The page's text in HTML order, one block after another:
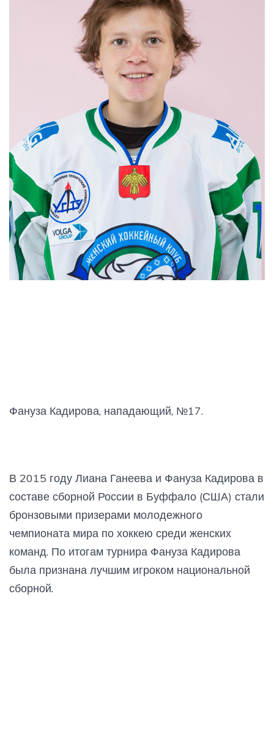
Фануза Кадирова, нападающий, №17.
В 2015 году Лиана Ганеева и Фануза Кадирова в
составе сборной России в Буффало (США) стали
бронзовыми призерами молодежного
чемпионата мира по хоккею среди женских
команд. По итогам турнира Фануза Кадирова
была признана лучшим игроком национальной
сборной.